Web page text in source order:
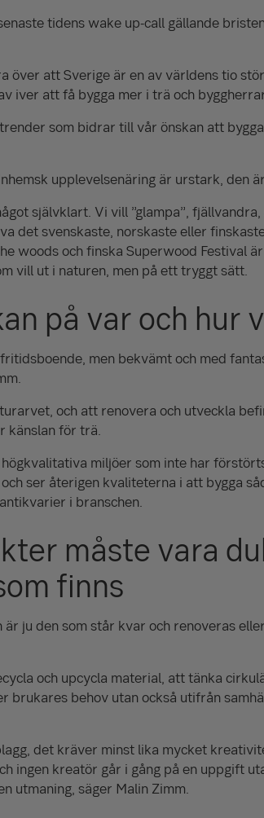
tidens wake up-call gällande
över att Sverige är en av världens tio
iver att få bygga mer i trä och
som bidrar till vår önskan att
upplevelsenäring är urstark, den
självklart. Vi vill ”glampa”,
det svenskaste, norskaste eller
woods och finska Superwood Festival
vill ut i naturen, men på ett tryggt sätt.
på var och hur
men bekvämt och med
och att renovera och utveckla
känslan för trä.
miljöer som inte har
ser återigen kvaliteterna i att bygga
i branschen.
måste vara
finns
ju den som står kvar och renoveras
och upcycla material, att tänka
brukares behov utan också utifrån
det kräver minst lika mycket
ingen kreatör går i gång på en uppgift
utmaning, säger Malin Zimm.